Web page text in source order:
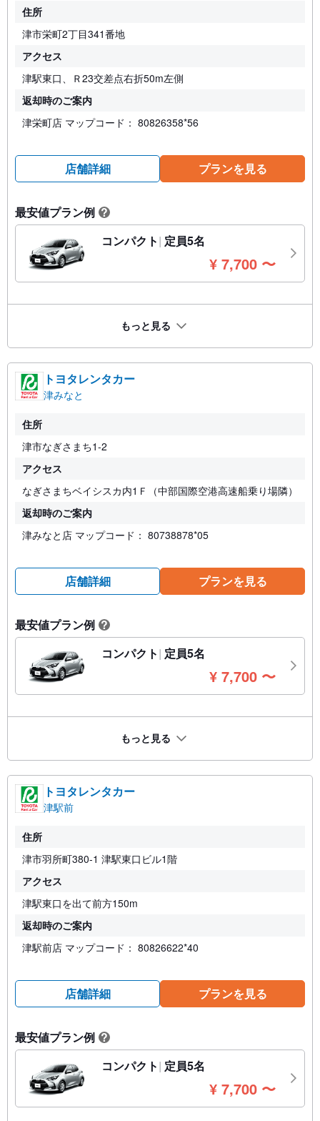
住所
津市栄町2丁目341番地
アクセス
津駅東口、Ｒ23交差点右折50m左側
返却時のご案内
津栄町店 マップコード： 80826358*56
店舗詳細 プランを見る
最安値プラン例 ?
コンパクト 定員5名
¥ 7,700 円
〜
もっと見る
トヨタレンタカー
津みなと
住所
津市なぎさまち1-2
アクセス
なぎさまちベイシスカ内1Ｆ（中部国際空港高速船乗り場隣）
返却時のご案内
津みなと店 マップコード： 80738878*05
店舗詳細 プランを見る
最安値プラン例 ?
コンパクト 定員5名
¥ 7,700 円
〜
もっと見る
トヨタレンタカー
津駅前
住所
津市羽所町380-1 津駅東口ビル1階
アクセス
津駅東口を出て前方150m
返却時のご案内
津駅前店 マップコード： 80826622*40
店舗詳細 プランを見る
最安値プラン例 ?
コンパクト 定員5名
¥ 7,700 円
〜